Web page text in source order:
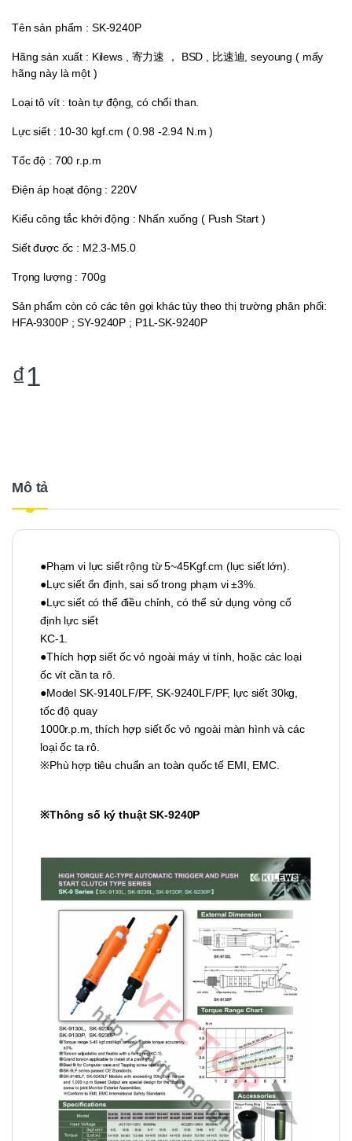
Tên sản phẩm : SK-9240P
Hãng sản xuất : Kilews , 寄力速 ， BSD , 比速迪, seyoung ( mấy
hãng này là một )
Loại tô vít : toàn tự động, có chổi than.
Lực siết : 10-30 kgf.cm ( 0.98 -2.94 N.m )
Tốc độ : 700 r.p.m
Điện áp hoạt động : 220V
Kiểu công tắc khởi động : Nhấn xuống ( Push Start )
Siết được ốc : M2.3-M5.0
Trọng lượng : 700g
Sản phẩm còn có các tên gọi khác tùy theo thị trường phân phối:
HFA-9300P ; SY-9240P ; P1L-SK-9240P
₫1
Mô tả
●Phạm vi lực siết rộng từ 5~45Kgf.cm (lực siết lớn).
●Lực siết ổn định, sai số trong phạm vi ±3%.
●Lực siết có thể điều chỉnh, có thể sử dụng vòng cố
định lực siết
KC-1.
●Thích hợp siết ốc vỏ ngoài máy vi tính, hoặc các loại
ốc vít cần ta rô.
●Model SK-9140LF/PF, SK-9240LF/PF, lực siết 30kg,
tốc độ quay
1000r.p.m, thích hợp siết ốc vỏ ngoài màn hình và các
loại ốc ta rô.
※Phù hợp tiêu chuẩn an toàn quốc tế EMI, EMC.
※Thông số ký thuật SK-9240P